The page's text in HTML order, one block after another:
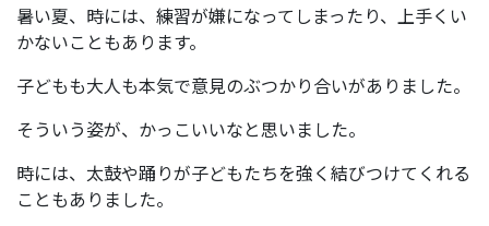
暑い夏、時には、練習が嫌になってしまったり、上手くい
かないこともあります。
子どもも大人も本気で意見のぶつかり合いがありました。
そういう姿が、かっこいいなと思いました。
時には、太鼓や踊りが子どもたちを強く結びつけてくれる
こともありました。